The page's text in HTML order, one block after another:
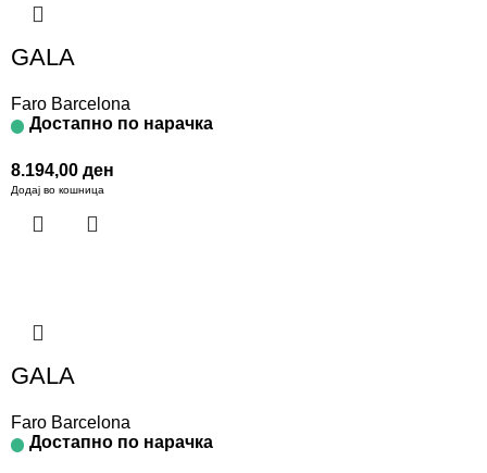
GALA
Faro Barcelona
Достапно по нарачка
8.194,00 ден
Додај во кошница
GALA
Faro Barcelona
Достапно по нарачка